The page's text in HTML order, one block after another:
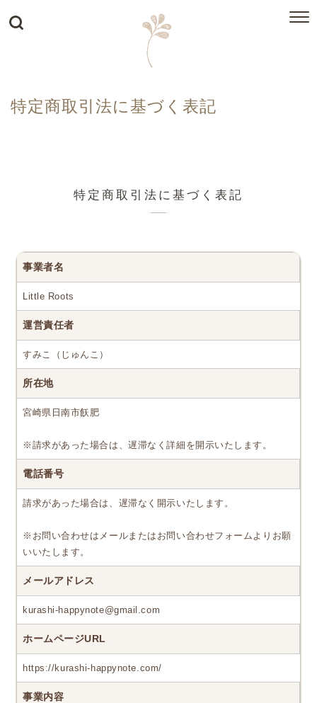
特定商取引法に基づく表記
特定商取引法に基づく表記
事業者名
Little Roots
運営責任者
すみこ（じゅんこ）
所在地
宮崎県日南市飫肥
※請求があった場合は、遅滞なく詳細を開示いたします。
電話番号
請求があった場合は、遅滞なく開示いたします。
※お問い合わせはメールまたはお問い合わせフォームよりお願
いいたします。
メールアドレス
kurashi-happynote@gmail.com
ホームページURL
https://kurashi-happynote.com/
事業内容